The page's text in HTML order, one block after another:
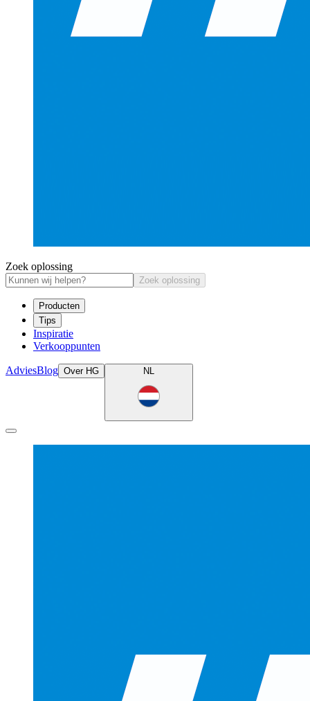
Zoek oplossing
Zoek oplossing
Producten
Tips
Inspiratie
Verkooppunten
AdviesBlog Over HG NL